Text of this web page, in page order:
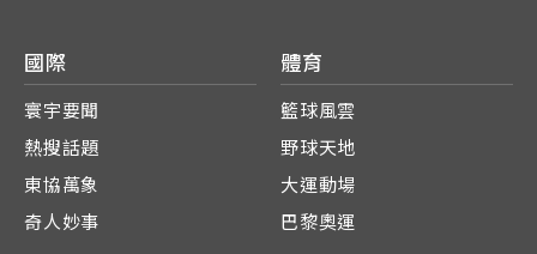
國際
寰宇要聞
熱搜話題
東協萬象
奇人妙事
體育
籃球風雲
野球天地
大運動場
巴黎奧運